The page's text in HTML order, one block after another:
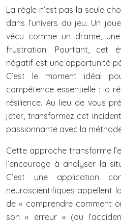
La règle n’est pas la seule
dans l’univers du jeu. Un
vécu comme un drame,
frustration. Pourtant, cet
négatif est une opportunité
C’est le moment idéal
compétence essentielle : la
résilience. Au lieu de vous
jeter, transformez cet
passionnante avec la méthode
Cette approche transforme
l’encourage à analyser la
C’est une application
neuroscientifiques appellent la
de « comprendre comment
son « erreur » (ou